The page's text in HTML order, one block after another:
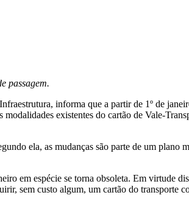
passagem.
informa que a partir de 1º de
existentes do cartão de Vale-
ela, as mudanças são parte de um plano
em espécie se torna obsoleta. Em virtude
sem custo algum, um cartão do transporte